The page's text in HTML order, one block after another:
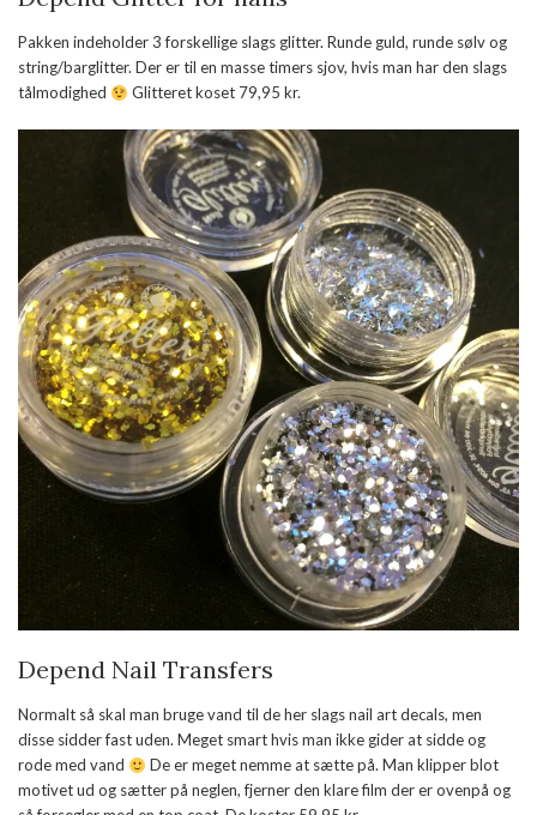
Pakken indeholder 3 forskellige slags glitter. Runde guld, runde sølv og
string/barglitter. Der er til en masse timers sjov, hvis man har den slags
tålmodighed
Glitteret koset 79,95 kr.
Depend Nail Transfers
Normalt så skal man bruge vand til de her slags nail art decals, men
disse sidder fast uden. Meget smart hvis man ikke gider at sidde og
rode med vand
De er meget nemme at sætte på. Man klipper blot
motivet ud og sætter på neglen, fjerner den klare film der er ovenpå og